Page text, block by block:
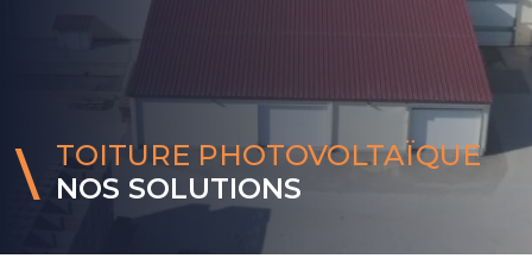
TOITURE PHOTOVOLTAÏQUE
NOS SOLUTIONS